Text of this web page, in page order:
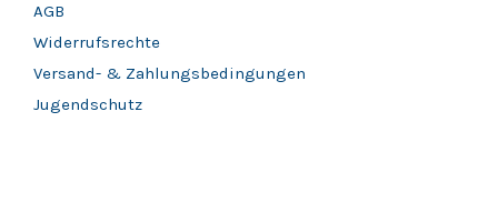
AGB
Widerrufsrechte
Versand- & Zahlungsbedingungen
Jugendschutz